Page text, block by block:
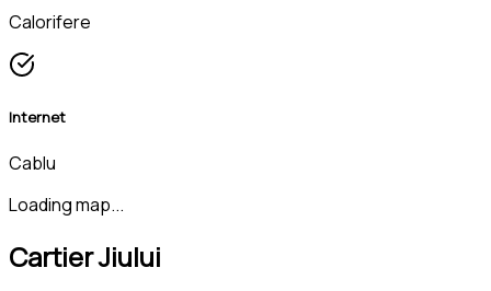
Calorifere
Internet
Cablu
Loading map...
Cartier Jiului